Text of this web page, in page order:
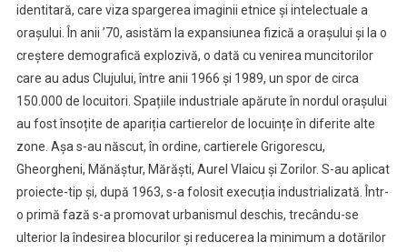
al
Clujului
identitară, care viza spargerea imaginii etnice și intelectuale a
orașului. În anii ’70, asistăm la expansiunea fizică a orașului și la o
creștere demografică explozivă, o dată cu venirea muncitorilor
care au adus Clujului, între anii 1966 și 1989, un spor de circa
150.000 de locuitori. Spațiile industriale apărute în nordul orașului
au fost însoțite de apariția cartierelor de locuințe în diferite alte
zone. Așa s-au născut, în ordine, cartierele Grigorescu,
Gheorgheni, Mănăștur, Mărăști, Aurel Vlaicu și Zorilor. S-au aplicat
proiecte-tip și, după 1963, s-a folosit execuția industrializată. Într-
o primă fază s-a promovat urbanismul deschis, trecându-se
ulterior la îndesirea blocurilor și reducerea la minimum a dotărilor